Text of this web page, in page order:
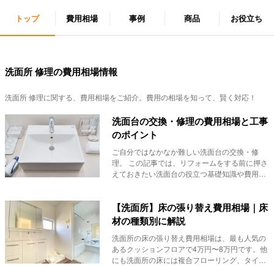
トップ 費用相場 事例 商品 お役立ち
洗面所 修理の費用相場情報
洗面所 修理に関する、費用相場をご紹介。費用の相場を知って、賢く対応！
洗面台の交換・修理の費用相場と工事
のポイント
ご自分ではなかなか難しい洗面台の交換・修
理。 この記事では、リフォームをする前に押さ
えておきたい洗面台の役立つ基礎知識や費用の
【洗面所】床の張り替え費用相場｜床
材の種類別に解説
洗面所の床の張り替え費用相場は、最も人気の
あるクッションフロアで4万円〜8万円です。他
にも洗面所の床には複合フローリング、タイ